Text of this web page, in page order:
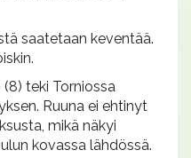
saatetaan keventää.
teki Torniossa
Ruuna ei ehtinyt
mikä näkyi
kovassa lähdössä.